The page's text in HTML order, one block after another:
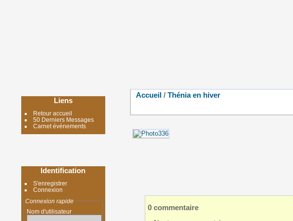
Liens
Retour accueil
50 Derniers Messages
Carnet événements
Identification
S'enregistrer
Connexion
Connexion rapide
Nom d'utilisateur
Accueil / Thénia en hiver
0 commentaire